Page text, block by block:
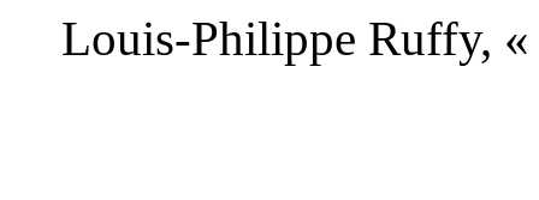
Louis-Philippe Ruffy, «